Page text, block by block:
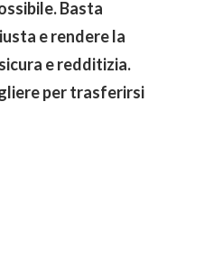
Basta
e rendere la
e redditizia.
per trasferirsi